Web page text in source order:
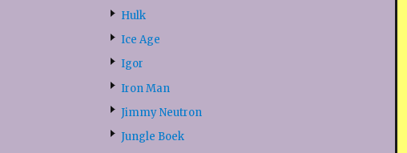
Hulk
Ice Age
Igor
Iron Man
Jimmy Neutron
Jungle Boek